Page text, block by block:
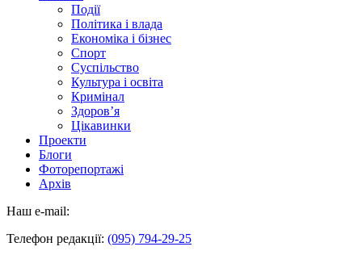
Події
Політика і влада
Економіка і бізнес
Спорт
Суспільство
Культура і освіта
Кримінал
Здоров’я
Цікавинки
Проекти
Блоги
Фоторепортажі
Архів
Наш e-mail:
Телефон редакції: (095) 794-29-25